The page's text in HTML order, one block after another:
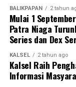
BALIKPAPAN 2 tahun
Mulai 1
Patra Niaga
Series dan Dex
KALSEL 2 tahun ago
Kalsel Raih
Informasi